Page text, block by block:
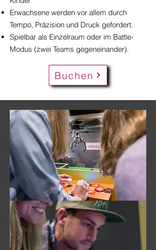
Erwachsene werden vor allem durch
Tempo, Präzision und Druck gefordert.
Spielbar als Einzelraum oder im Battle-
Modus (zwei Teams gegeneinander).
Buchen